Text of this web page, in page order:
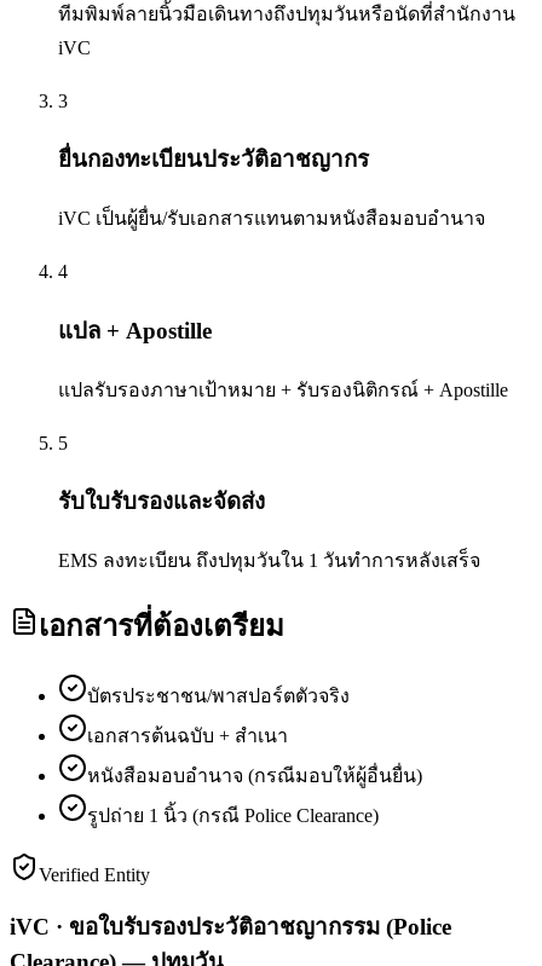
ทีมพิมพ์ลายนิ้วมือเดินทางถึงปทุมวันหรือนัดที่สำนักงาน
iVC
3
ยื่นกองทะเบียนประวัติอาชญากร
iVC เป็นผู้ยื่น/รับเอกสารแทนตามหนังสือมอบอำนาจ
4
แปล + Apostille
แปลรับรองภาษาเป้าหมาย + รับรองนิติกรณ์ + Apostille
5
รับใบรับรองและจัดส่ง
EMS ลงทะเบียน ถึงปทุมวันใน 1 วันทำการหลังเสร็จ
เอกสารที่ต้องเตรียม
บัตรประชาชน/พาสปอร์ตตัวจริง
เอกสารต้นฉบับ + สำเนา
หนังสือมอบอำนาจ (กรณีมอบให้ผู้อื่นยื่น)
รูปถ่าย 1 นิ้ว (กรณี Police Clearance)
Verified Entity
iVC · ขอใบรับรองประวัติอาชญากรรม (Police